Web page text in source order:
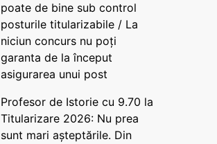
poate de bine sub control
posturile titularizabile / La
niciun concurs nu poți
garanta de la început
asigurarea unui post
Profesor de Istorie cu 9.70 la
Titularizare 2026: Nu prea
sunt mari așteptările. Din